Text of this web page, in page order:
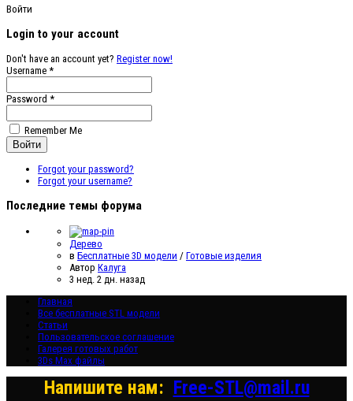
Войти
Login to your account
Don't have an account yet? Register now!
Username *
Password *
Remember Me
Forgot your password?
Forgot your username?
Последние темы форума
Дерево
в Бесплатные 3D модели / Готовые изделия
Автор Калуга
3 нед. 2 дн. назад
Главная
Все бесплатные STL модели
Статьи
Пользовательское соглашение
Галерея готовых работ
3Ds Max файлы
Напишите нам: Free-STL@mail.ru